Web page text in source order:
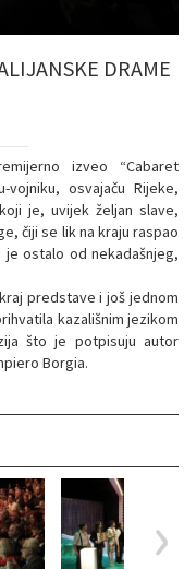
DRAME
izveo “Cabaret
vojniku, osvajaču Rijeke,
je, uvijek željan slave,
čiji se lik na kraju raspao
ostalo od nekadašnjeg,
predstave i još jednom
kazališnim jezikom
što je potpisuju autor
Borgia.